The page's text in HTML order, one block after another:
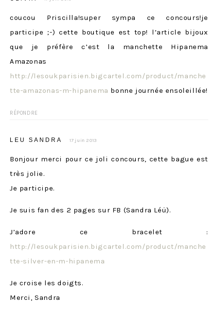
coucou Priscilla!super sympa ce concours!je
participe ;-) cette boutique est top! l’article bijoux
que je préfère c’est la manchette Hipanema
Amazonas
http://lesoukparisien.bigcartel.com/product/manche
tte-amazonas-m-hipanema bonne journée ensoleillée!
RÉPONDRE
LEU SANDRA 17 juin 2013
Bonjour merci pour ce joli concours, cette bague est
très jolie.
Je participe.
Je suis fan des 2 pages sur FB (Sandra Léü).
J’adore ce bracelet :
http://lesoukparisien.bigcartel.com/product/manche
tte-silver-en-m-hipanema
Je croise les doigts.
Merci, Sandra